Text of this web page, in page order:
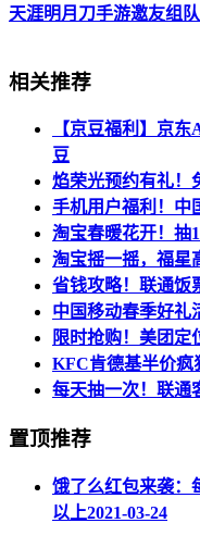
天涯明月刀手游邀友组
相关推荐
【京豆福利】京
豆
焰荣光预约有礼！
手机用户福利！中
淘宝春暖花开！抽
淘宝摇一摇，福星
省钱攻略！联通饭
中国移动春季好礼
限时抢购！美团定
KFC肯德基半价疯
每天抽一次！联通
置顶推荐
饿了么红包来袭：
以上2021-03-24